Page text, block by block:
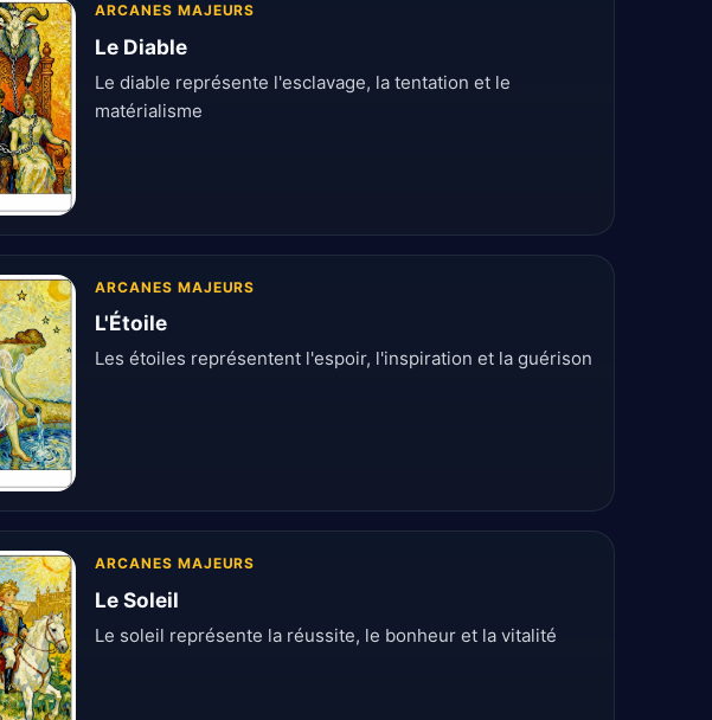
ARCANES MAJEURS
Le Diable
Le diable représente l'esclavage, la tentation et le
matérialisme
ARCANES MAJEURS
L'Étoile
Les étoiles représentent l'espoir, l'inspiration et la guérison
ARCANES MAJEURS
Le Soleil
Le soleil représente la réussite, le bonheur et la vitalité